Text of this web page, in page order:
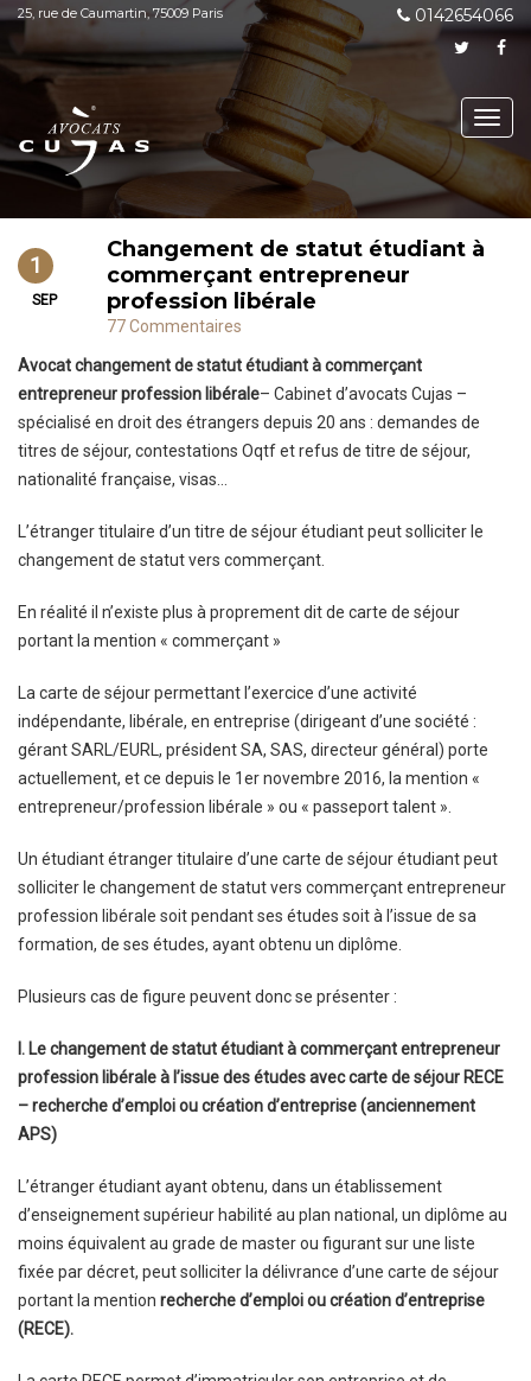
25, rue de Caumartin, 75009 Paris 0142654066
1
SEP
Changement de statut étudiant à
commerçant entrepreneur
profession libérale
77 Commentaires
Avocat changement de statut étudiant à commerçant
entrepreneur profession libérale– Cabinet d’avocats Cujas –
spécialisé en droit des étrangers depuis 20 ans : demandes de
titres de séjour, contestations Oqtf et refus de titre de séjour,
nationalité française, visas…
L’étranger titulaire d’un titre de séjour étudiant peut solliciter le
changement de statut vers commerçant.
En réalité il n’existe plus à proprement dit de carte de séjour
portant la mention « commerçant »
La carte de séjour permettant l’exercice d’une activité
indépendante, libérale, en entreprise (dirigeant d’une société :
gérant SARL/EURL, président SA, SAS, directeur général) porte
actuellement, et ce depuis le 1er novembre 2016, la mention «
entrepreneur/profession libérale » ou « passeport talent ».
Un étudiant étranger titulaire d’une carte de séjour étudiant peut
solliciter le changement de statut vers commerçant entrepreneur
profession libérale soit pendant ses études soit à l’issue de sa
formation, de ses études, ayant obtenu un diplôme.
Plusieurs cas de figure peuvent donc se présenter :
I. Le changement de statut étudiant à commerçant entrepreneur
profession libérale à l’issue des études avec carte de séjour RECE
– recherche d’emploi ou création d’entreprise (anciennement
APS)
L’étranger étudiant ayant obtenu, dans un établissement
d’enseignement supérieur habilité au plan national, un diplôme au
moins équivalent au grade de master ou figurant sur une liste
fixée par décret, peut solliciter la délivrance d’une carte de séjour
portant la mention recherche d’emploi ou création d’entreprise
(RECE).